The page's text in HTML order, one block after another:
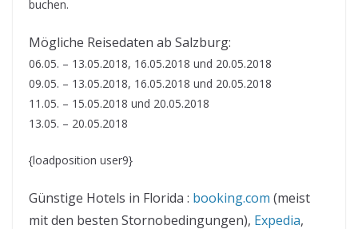
buchen.
Mögliche Reisedaten ab Salzburg:
06.05. – 13.05.2018, 16.05.2018 und 20.05.2018
09.05. – 13.05.2018, 16.05.2018 und 20.05.2018
11.05. – 15.05.2018 und 20.05.2018
13.05. – 20.05.2018
{loadposition user9}
Günstige Hotels in Florida : booking.com (meist
mit den besten Stornobedingungen), Expedia,